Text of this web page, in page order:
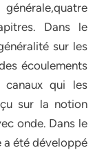
Dans le
sur les
écoulements
qui les
sur la notion
onde. Dans le
a été développé